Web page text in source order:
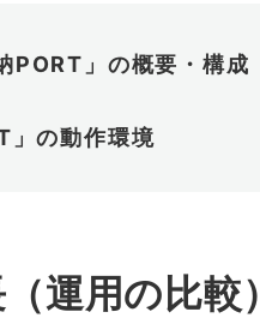
PORT」の概要・構成
」の動作環境
運用の比較）